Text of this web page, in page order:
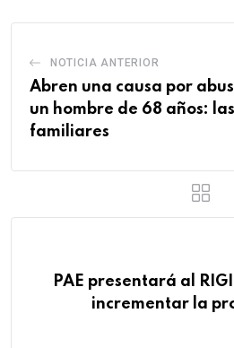
NOTICIA ANTERIOR
Abren una causa por
un hombre de 68 años:
familiares
PAE presentará al
incrementar la